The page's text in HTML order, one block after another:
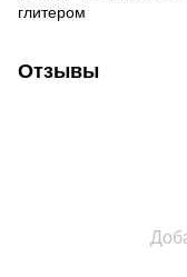
глитером
Отзывы